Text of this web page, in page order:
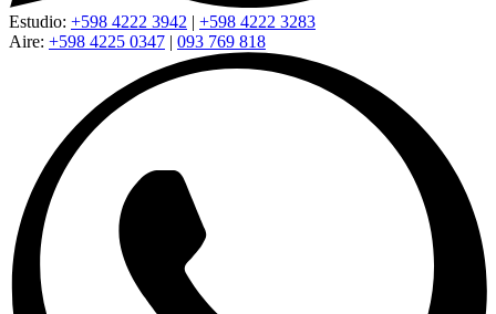
Estudio: +598 4222 3942 | +598 4222 3283
Aire: +598 4225 0347 | 093 769 818